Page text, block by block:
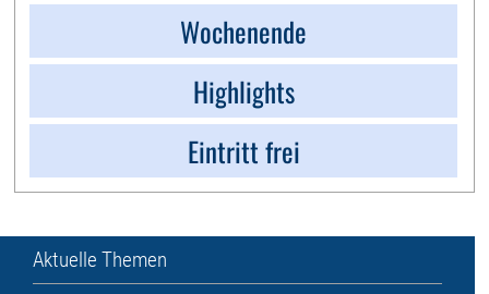
Wochenende
Highlights
Eintritt frei
Aktuelle Themen